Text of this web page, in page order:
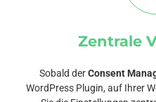
Zentrale
Sobald derConsent
WordPress Plugin, auf Ihrer